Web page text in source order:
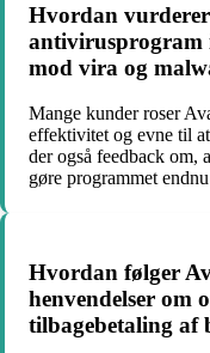
Hvordan
antivirusprogram
mod vira og
Mange kunder roser
effektivitet og evne til
der også feedback om,
gøre programmet
Hvordan følger
henvendelser om
tilbagebetaling af